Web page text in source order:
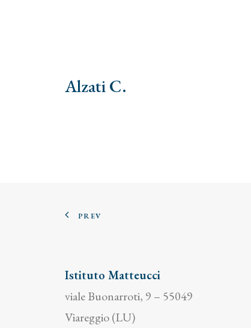
Alzati C.
PREV
Istituto Matteucci
viale Buonarroti, 9 – 55049
Viareggio (LU)